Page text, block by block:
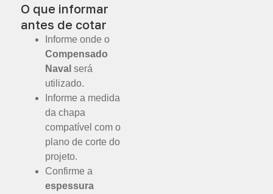
O que informar
antes de cotar
Informe onde o
Compensado
Naval será
utilizado.
Informe a medida
da chapa
compatível com o
plano de corte do
projeto.
Confirme a
espessura